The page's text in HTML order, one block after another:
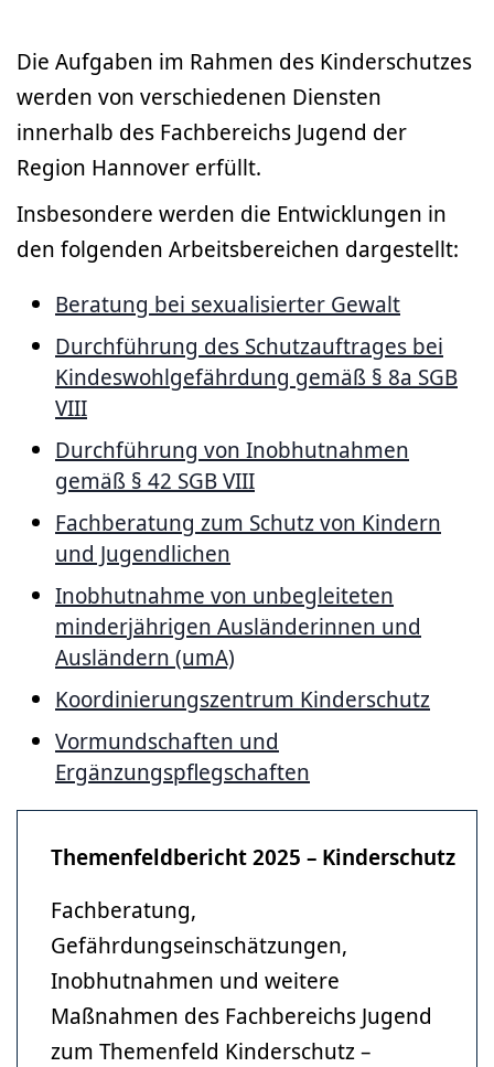
Die Aufgaben im Rahmen des Kinderschutzes
werden von verschiedenen Diensten
innerhalb des Fachbereichs Jugend der
Region Hannover erfüllt.
Insbesondere werden die Entwicklungen in
den folgenden Arbeitsbereichen dargestellt:
Beratung bei sexualisierter Gewalt
Durchführung des Schutzauftrages bei
Kindeswohlgefährdung gemäß § 8a SGB
VIII
Durchführung von Inobhutnahmen
gemäß § 42 SGB VIII
Fachberatung zum Schutz von Kindern
und Jugendlichen
Inobhutnahme von unbegleiteten
minderjährigen Ausländerinnen und
Ausländern (umA)
Koordinierungszentrum Kinderschutz
Vormundschaften und
Ergänzungspflegschaften
Themenfeldbericht 2025 – Kinderschutz
Fachberatung,
Gefährdungseinschätzungen,
Inobhutnahmen und weitere
Maßnahmen des Fachbereichs Jugend
zum Themenfeld Kinderschutz –